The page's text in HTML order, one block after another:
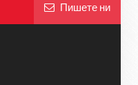
Пишете ни